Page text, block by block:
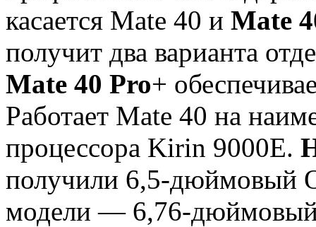
касается Mate 40 и Mate
получит два варианта
Mate 40 Pro+
Работает Mate 40 на
процессора Kirin 9000E.
получили 6,5-дюймовый
модели — 6,76-дюймовый